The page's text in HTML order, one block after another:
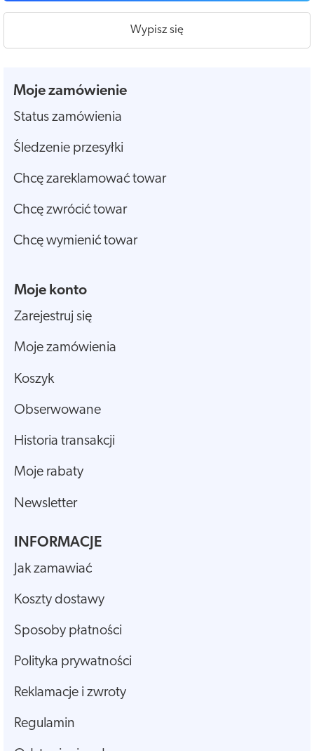
Wypisz się
Moje zamówienie
Status zamówienia
Śledzenie przesyłki
Chcę zareklamować towar
Chcę zwrócić towar
Chcę wymienić towar
Moje konto
Zarejestruj się
Moje zamówienia
Koszyk
Obserwowane
Historia transakcji
Moje rabaty
Newsletter
INFORMACJE
Jak zamawiać
Koszty dostawy
Sposoby płatności
Polityka prywatności
Reklamacje i zwroty
Regulamin